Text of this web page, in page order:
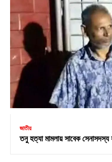
জাতীয়
তনু হত্যা মামলায় সাবেক